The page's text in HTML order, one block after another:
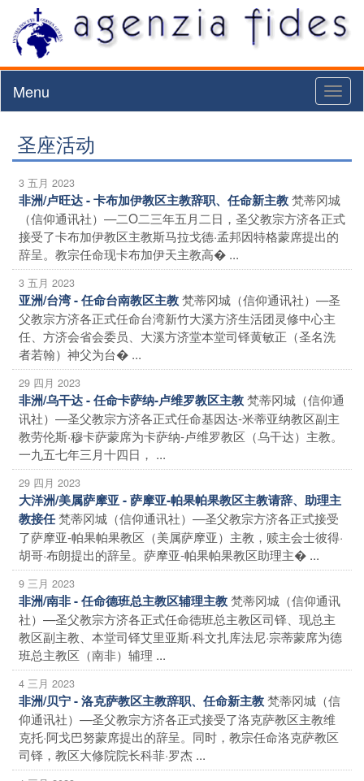
Menu
圣座活动
3 五月 2023
非洲/卢旺达 - 卡布加伊教区主教辞职、任命新主教梵蒂冈城
（信仰通讯社）—二O二三年五月二日，圣父教宗方济各正式
接受了卡布加伊教区主教斯马拉戈德·孟邦因特格蒙席提出的
辞呈。教宗任命现卡布加伊天主教高� ...
3 五月 2023
亚洲/台湾 - 任命台南教区主教梵蒂冈城（信仰通讯社）—圣
父教宗方济各正式任命台湾新竹大溪方济生活团灵修中心主
任、方济会省会委员、大溪方济堂本堂司铎黄敏正（圣名洗
者若翰）神父为台� ...
29 四月 2023
非洲/乌干达 - 任命卡萨纳-卢维罗教区主教梵蒂冈城（信仰通
讯社）—圣父教宗方济各正式任命基因达-米蒂亚纳教区副主
教劳伦斯·穆卡萨蒙席为卡萨纳-卢维罗教区（乌干达）主教。
一九五七年三月十四日， ...
29 四月 2023
大洋洲/美属萨摩亚 - 萨摩亚-帕果帕果教区主教请辞、助理主
教接任梵蒂冈城（信仰通讯社）—圣父教宗方济各正式接受
了萨摩亚-帕果帕果教区（美属萨摩亚）主教，赎主会士彼得·
胡哥·布朗提出的辞呈。萨摩亚-帕果帕果教区助理主� ...
9 三月 2023
非洲/南非 - 任命德班总主教区辅理主教梵蒂冈城（信仰通讯
社）—圣父教宗方济各正式任命德班总主教区司铎、现总主
教区副主教、本堂司铎艾里亚斯·科文扎库法尼·宗蒂蒙席为德
班总主教区（南非）辅理 ...
4 三月 2023
非洲/贝宁 - 洛克萨教区主教辞职、任命新主教梵蒂冈城（信
仰通讯社）—圣父教宗方济各正式接受了洛克萨教区主教维
克托·阿戈巴努蒙席提出的辞呈。同时，教宗任命洛克萨教区
司铎，教区大修院院长科菲·罗杰 ...